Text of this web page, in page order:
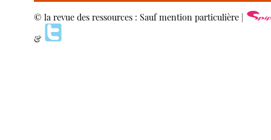
© la revue des ressources : Sauf mention particulière |
&